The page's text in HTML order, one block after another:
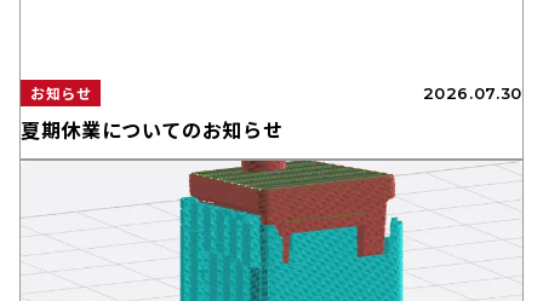
お知らせ 2026.07.30
夏期休業についてのお知らせ